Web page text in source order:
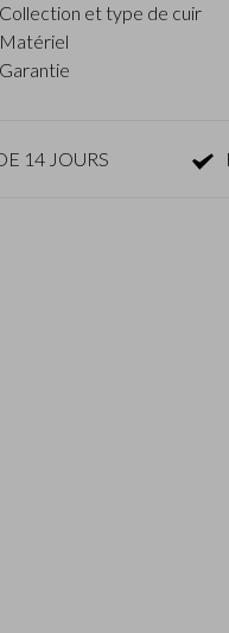
Collection et type de cuir
Matériel
Garantie
14 JOURS